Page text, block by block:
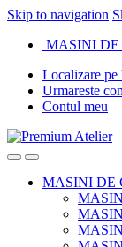
Skip to navigation
MASINI
Localizare pe
Urmareste
Contul meu
MASINI DE